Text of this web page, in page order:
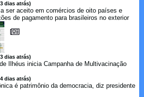
dias atrás)
ser aceito em comércios de oito países e
de pagamento para brasileiros no exterior
dias atrás)
Ilhéus inicia Campanha de Multivacinação
dias atrás)
é patrimônio da democracia, diz presidente